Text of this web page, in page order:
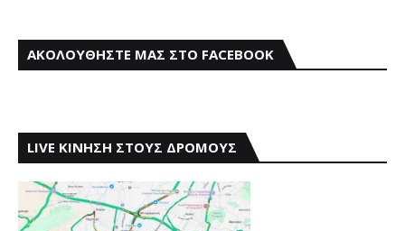
ΑΚΟΛΟΥΘΗΣΤΕ ΜΑΣ ΣΤΟ FACEBOOK
LIVE ΚΙΝΗΣΗ ΣΤΟΥΣ ΔΡΟΜΟΥΣ